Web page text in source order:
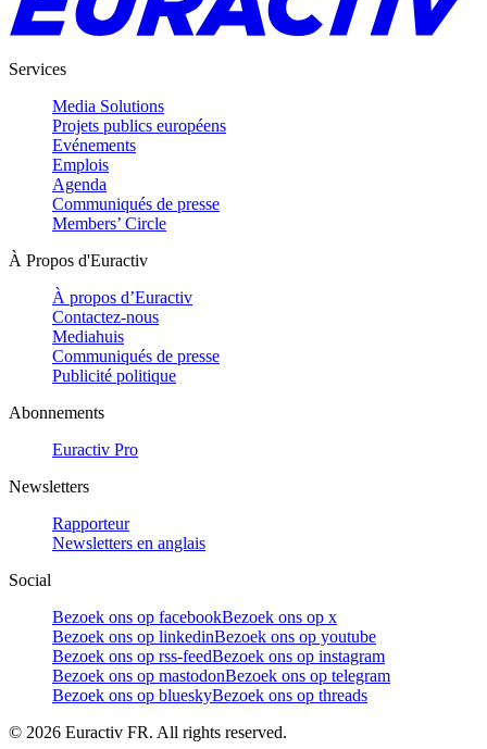
Services
Media Solutions
Projets publics européens
Evénements
Emplois
Agenda
Communiqués de presse
Members’ Circle
À Propos d'Euractiv
À propos d’Euractiv
Contactez-nous
Mediahuis
Communiqués de presse
Publicité politique
Abonnements
Euractiv Pro
Newsletters
Rapporteur
Newsletters en anglais
Social
Bezoek ons op facebookBezoek ons op x
Bezoek ons op linkedinBezoek ons op youtube
Bezoek ons op rss-feedBezoek ons op instagram
Bezoek ons op mastodonBezoek ons op telegram
Bezoek ons op blueskyBezoek ons op threads
© 2026 Euractiv FR. All rights reserved.